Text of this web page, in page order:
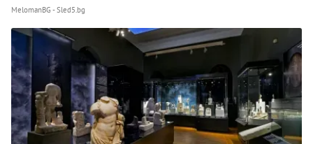
MelomanBG - Sled5.bg